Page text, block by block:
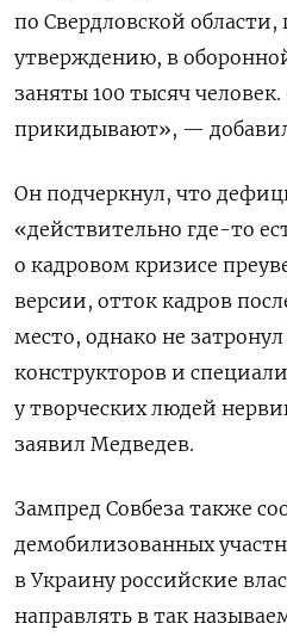
по Свердловской области,
утверждению, в
заняты 100 тысяч
прикидывают», —
Он подчеркнул, что
«действительно где-то
о кадровом кризисе
версии, отток кадров
место, однако не
конструкторов и
у творческих людей
заявил Медведев.
Зампред Совбеза также
демобилизованных
в Украину российские
направлять в так